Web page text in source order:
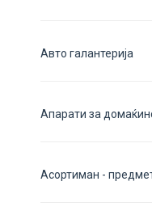
Авто галантерија
Апарати за